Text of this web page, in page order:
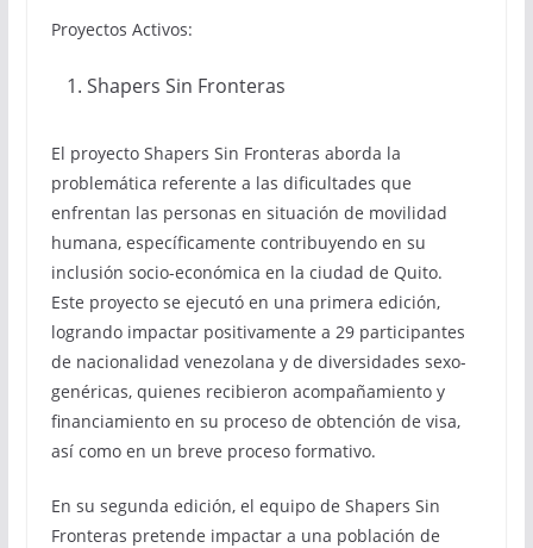
Proyectos Activos:
Shapers Sin Fronteras
El proyecto Shapers Sin Fronteras aborda la
problemática referente a las dificultades que
enfrentan las personas en situación de movilidad
humana, específicamente contribuyendo en su
inclusión socio-económica en la ciudad de Quito.
Este proyecto se ejecutó en una primera edición,
logrando impactar positivamente a 29 participantes
de nacionalidad venezolana y de diversidades sexo-
genéricas, quienes recibieron acompañamiento y
financiamiento en su proceso de obtención de visa,
así como en un breve proceso formativo.
En su segunda edición, el equipo de Shapers Sin
Fronteras pretende impactar a una población de